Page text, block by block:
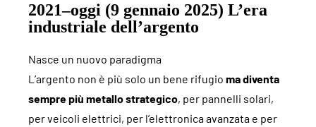
2021–oggi (9 gennaio 2025) L’era
industriale dell’argento
Nasce un nuovo paradigma
L’argento non è più solo un bene rifugio ma diventa
sempre più metallo strategico, per pannelli solari,
per veicoli elettrici, per l’elettronica avanzata e per